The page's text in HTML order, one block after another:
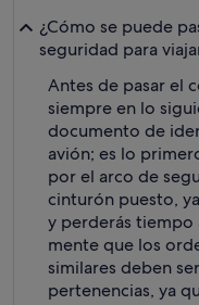
¿Cómo se puede
seguridad para
Antes de pasar el
siempre en lo
documento de
avión; es lo
por el arco de
cinturón puesto,
y perderás tiempo
mente que los
similares deben
pertenencias, ya